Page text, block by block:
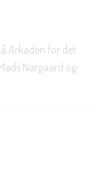
Arkaden for det
Nørgaard og